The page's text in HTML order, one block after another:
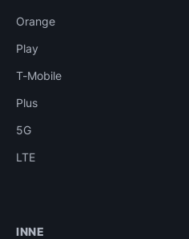
Orange
Play
T-Mobile
Plus
5G
LTE
INNE